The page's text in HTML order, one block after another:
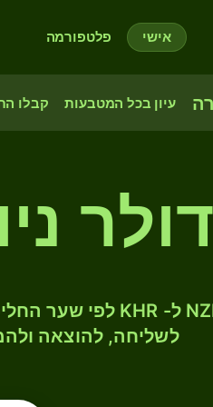
אישי פלטפורמה
עיון בכל המטבעות קבלו
דולר
לשליחה, להוצאה